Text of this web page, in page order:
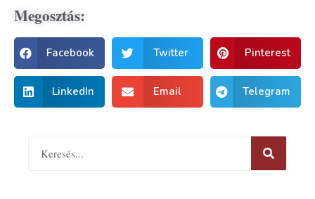
Megosztás:
Facebook Twitter Pinterest
LinkedIn Email Telegram